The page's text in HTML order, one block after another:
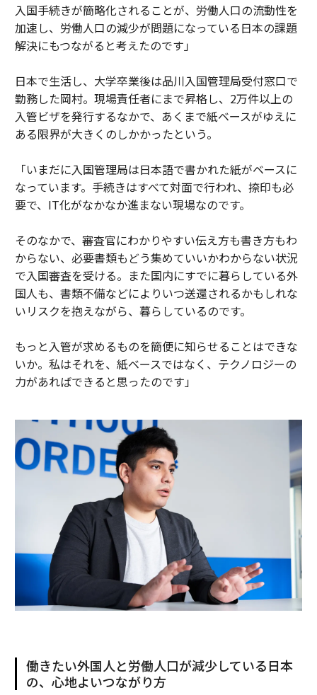
入国手続きが簡略化されることが、労働人口の流動性を
加速し、労働人口の減少が問題になっている日本の課題
解決にもつながると考えたのです」
日本で生活し、大学卒業後は品川入国管理局受付窓口で
勤務した岡村。現場責任者にまで昇格し、2万件以上の
入管ビザを発行するなかで、あくまで紙ベースがゆえに
ある限界が大きくのしかかったという。
「いまだに入国管理局は日本語で書かれた紙がベースに
なっています。手続きはすべて対面で行われ、捺印も必
要で、IT化がなかなか進まない現場なのです。
そのなかで、審査官にわかりやすい伝え方も書き方もわ
からない、必要書類もどう集めていいかわからない状況
で入国審査を受ける。また国内にすでに暮らしている外
国人も、書類不備などによりいつ送還されるかもしれな
いリスクを抱えながら、暮らしているのです。
もっと入管が求めるものを簡便に知らせることはできな
いか。私はそれを、紙ベースではなく、テクノロジーの
力があればできると思ったのです」
働きたい外国人と労働人口が減少している日本
の、心地よいつながり方